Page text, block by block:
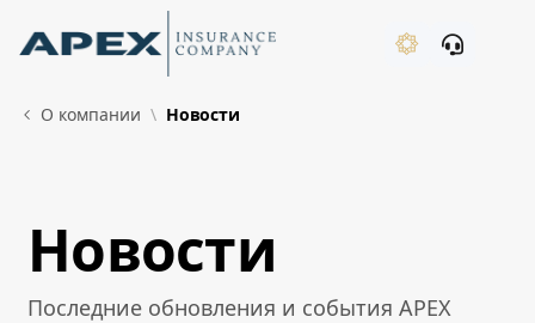
Skip to Main Content
О компании Новости
Новости
Последние обновления и события APEX
New
What's New